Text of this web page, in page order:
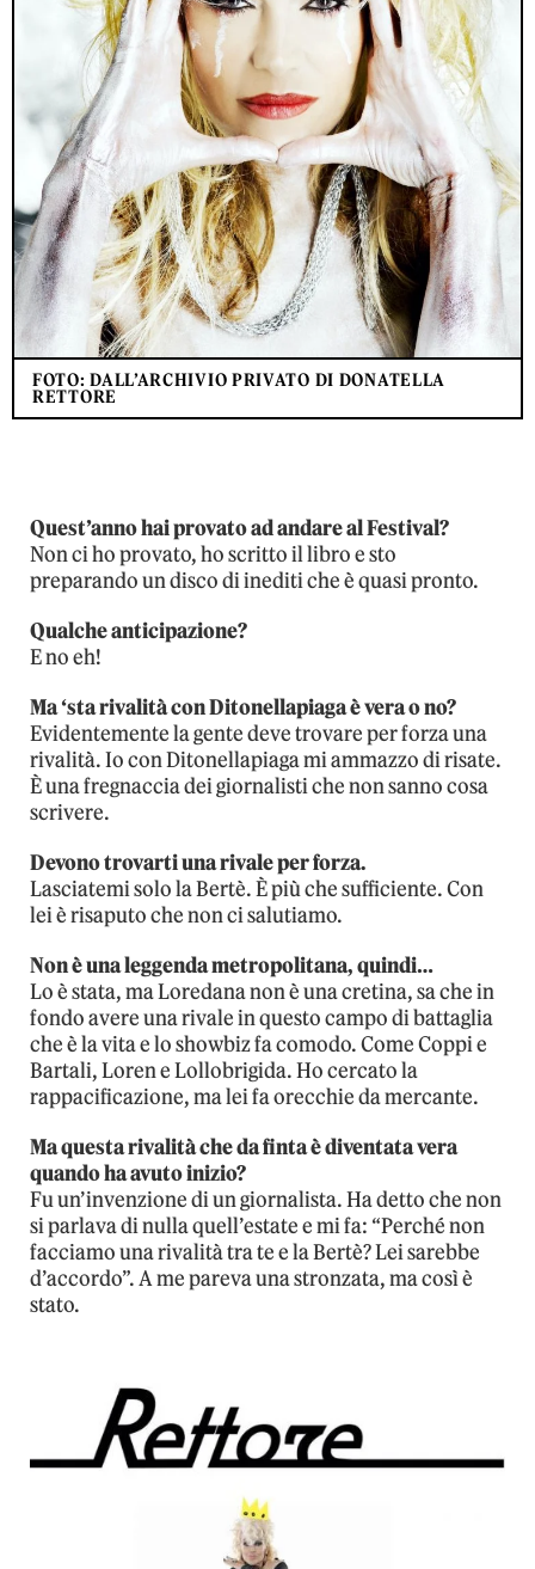
FOTO: DALL’ARCHIVIO PRIVATO DI DONATELLA
RETTORE
Quest’anno hai provato ad andare al Festival?
Non ci ho provato, ho scritto il libro e sto
preparando un disco di inediti che è quasi pronto.
Qualche anticipazione?
E no eh!
Ma ‘sta rivalità con Ditonellapiaga è vera o no?
Evidentemente la gente deve trovare per forza una
rivalità. Io con Ditonellapiaga mi ammazzo di risate.
È una fregnaccia dei giornalisti che non sanno cosa
scrivere.
Devono trovarti una rivale per forza.
Lasciatemi solo la Bertè. È più che sufficiente. Con
lei è risaputo che non ci salutiamo.
Non è una leggenda metropolitana, quindi…
Lo è stata, ma Loredana non è una cretina, sa che in
fondo avere una rivale in questo campo di battaglia
che è la vita e lo showbiz fa comodo. Come Coppi e
Bartali, Loren e Lollobrigida. Ho cercato la
rappacificazione, ma lei fa orecchie da mercante.
Ma questa rivalità che da finta è diventata vera
quando ha avuto inizio?
Fu un’invenzione di un giornalista. Ha detto che non
si parlava di nulla quell’estate e mi fa: “Perché non
facciamo una rivalità tra te e la Bertè? Lei sarebbe
d’accordo”. A me pareva una stronzata, ma così è
stato.